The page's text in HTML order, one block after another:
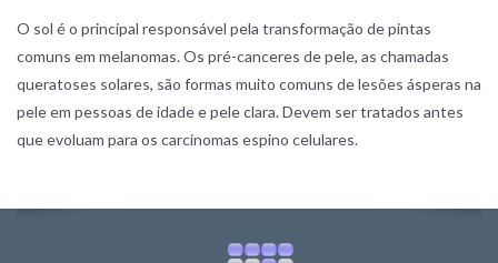
O sol é o principal responsável pela transformação de pintas
comuns em melanomas. Os pré-canceres de pele, as chamadas
queratoses solares, são formas muito comuns de lesões ásperas na
pele em pessoas de idade e pele clara. Devem ser tratados antes
que evoluam para os carcinomas espino celulares.